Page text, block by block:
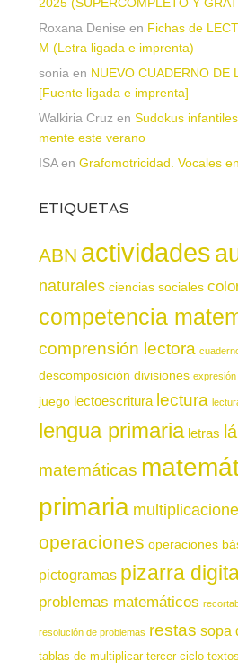
Roxana Denise en Fichas de
M (Letra ligada e imprenta)
sonia en NUEVO CUADERNO DE
[Fuente ligada e imprenta]
Walkiria Cruz en Sudokus
mente este verano
ISAen Grafomotricidad. Vocales
ETIQUETAS
ABN actividades
naturales ciencias sociales
competencia
comprensión lectora
descomposición divisiones
juego lectoescritura lectura
lengua primaria letras
matemáticas
primaria
operaciones operaciones
pictogramas pizarra
problemas matemáticos
resolución de problemas restas sopa
tablas de multiplicar tercer ciclo textos